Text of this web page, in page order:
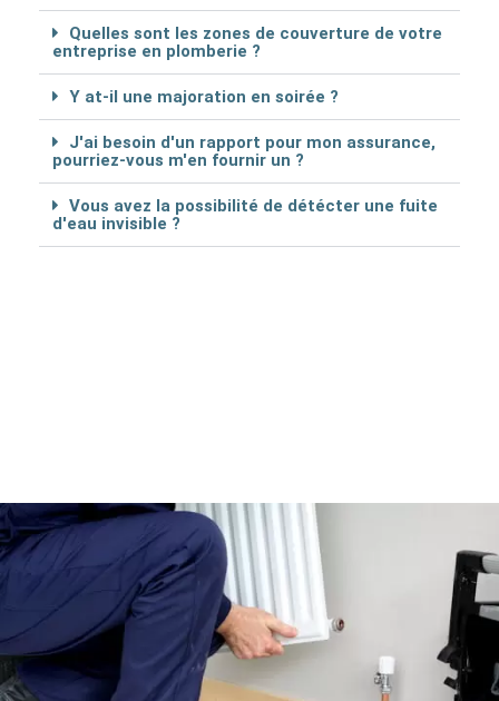
Quelles sont les zones de couverture de votre
entreprise en plomberie ?
Y at-il une majoration en soirée ?
J'ai besoin d'un rapport pour mon assurance,
pourriez-vous m'en fournir un ?
Vous avez la possibilité de détécter une fuite
d'eau invisible ?